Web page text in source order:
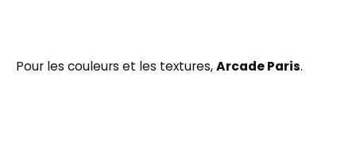
Pour les couleurs et les textures,Arcade Paris.